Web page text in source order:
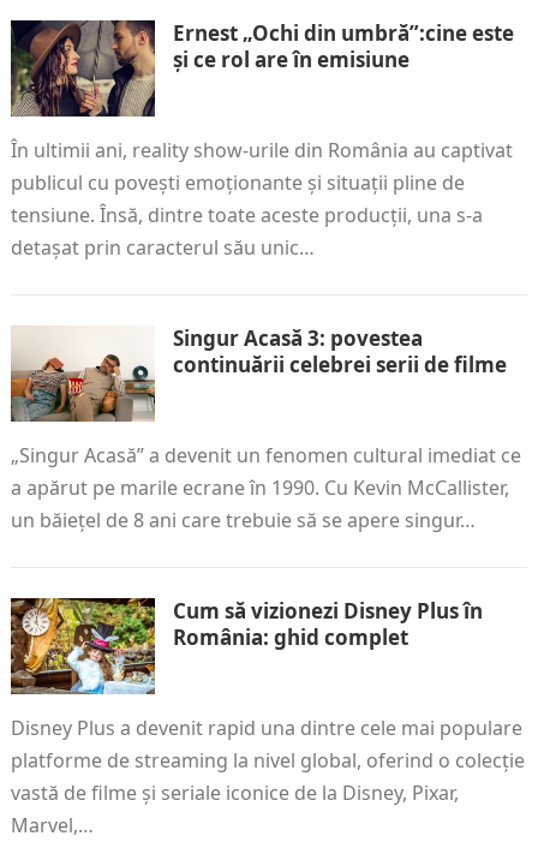
Ernest „Ochi din umbră”:cine este
și ce rol are în emisiune
În ultimii ani, reality show-urile din România au captivat
publicul cu povești emoționante și situații pline de
tensiune. Însă, dintre toate aceste producții, una s-a
detașat prin caracterul său unic…
Singur Acasă 3: povestea
continuării celebrei serii de filme
„Singur Acasă” a devenit un fenomen cultural imediat ce
a apărut pe marile ecrane în 1990. Cu Kevin McCallister,
un băiețel de 8 ani care trebuie să se apere singur…
Cum să vizionezi Disney Plus în
România: ghid complet
Disney Plus a devenit rapid una dintre cele mai populare
platforme de streaming la nivel global, oferind o colecție
vastă de filme și seriale iconice de la Disney, Pixar,
Marvel,…